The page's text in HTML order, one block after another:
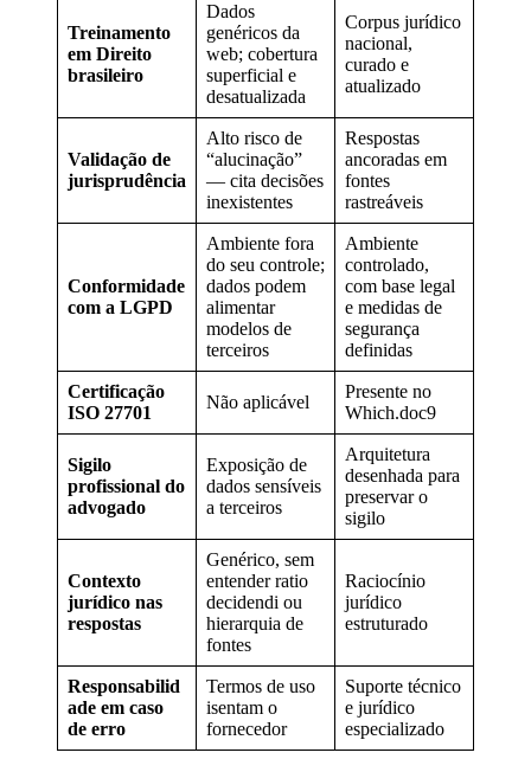
Treinamento
em Direito
brasileiro
Dados
genéricos da
web; cobertura
superficial e
desatualizada
Corpus jurídico
nacional,
curado e
atualizado
Validação de
jurisprudência
Alto risco de
“alucinação”
— cita decisões
inexistentes
Respostas
ancoradas em
fontes
rastreáveis
Conformidade
com a LGPD
Ambiente fora
do seu controle;
dados podem
alimentar
modelos de
terceiros
Ambiente
controlado,
com base legal
e medidas de
segurança
definidas
Certificação
ISO 27701
Não aplicável
Presente no
Which.doc9
Sigilo
profissional do
advogado
Exposição de
dados sensíveis
a terceiros
Arquitetura
desenhada para
preservar o
sigilo
Contexto
jurídico nas
respostas
Genérico, sem
entender ratio
decidendi ou
hierarquia de
fontes
Raciocínio
jurídico
estruturado
Responsabilid
ade em caso
de erro
Termos de uso
isentam o
fornecedor
Suporte técnico
e jurídico
especializado